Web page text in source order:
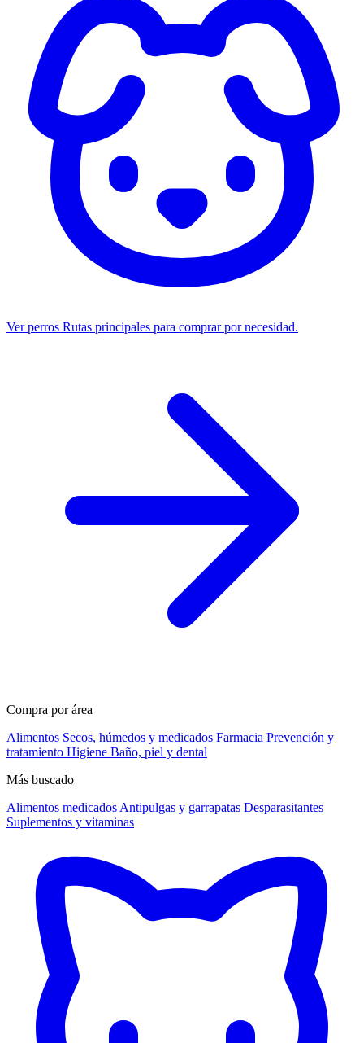
Ver perros Rutas principales para comprar por necesidad.
Compra por área
Alimentos Secos, húmedos y medicados Farmacia Prevención y
tratamiento Higiene Baño, piel y dental
Más buscado
Alimentos medicados Antipulgas y garrapatas Desparasitantes
Suplementos y vitaminas